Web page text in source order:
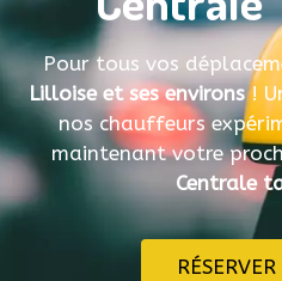
Pour tous vos
Lilloise et ses environs!
nos chauffeurs
maintenant votre
Centrale